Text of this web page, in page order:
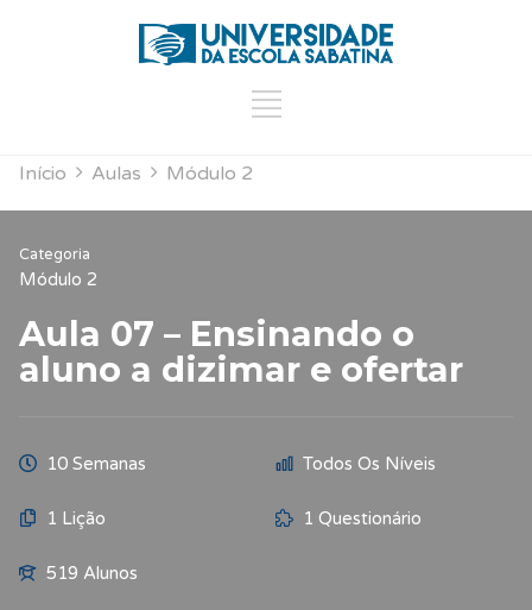
Início Aulas Módulo 2
Categoria
Módulo 2
Aula 07 – Ensinando o
aluno a dizimar e ofertar
10 Semanas Todos Os Níveis
1 Lição 1 Questionário
519 Alunos